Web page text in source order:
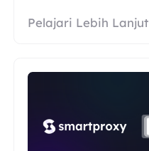
Pelajari Lebih Lanjut